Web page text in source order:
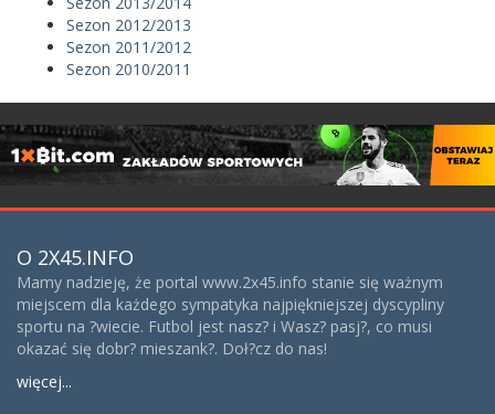
Sezon 2012/2013
Sezon 2011/2012
Sezon 2010/2011
O 2X45.INFO
Mamy nadzieję, że portal www.2x45.info stanie się ważnym
miejscem dla każdego sympatyka najpiękniejszej dyscypliny
sportu na ?wiecie. Futbol jest nasz? i Wasz? pasj?, co musi
okazać się dobr? mieszank?. Doł?cz do nas!
więcej...